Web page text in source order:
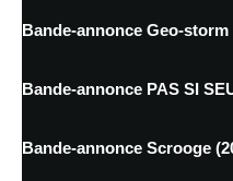
Bande-annonce Geo-storm
Bande-annonce PAS SI
Bande-annonce Scrooge